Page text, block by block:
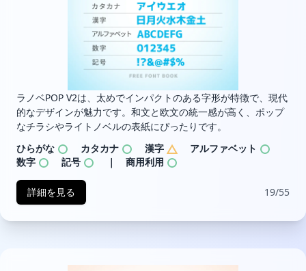
ラノベPOP V2は、太めでインパクトのある字形が特徴で、現代
的なデザインが魅力です。和文と欧文の統一感が高く、ポップ
なチラシやライトノベルの表紙にぴったりです。
ひらがな
カタカナ 漢字
アルファベット
数字
記号 ｜ 商用利用
詳細を見る 19/55